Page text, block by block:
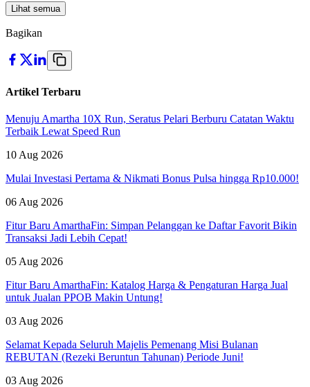
Lihat semua
Bagikan
Artikel Terbaru
Menuju Amartha 10X Run, Seratus Pelari Berburu Catatan Waktu
Terbaik Lewat Speed Run
10 Aug 2026
Mulai Investasi Pertama & Nikmati Bonus Pulsa hingga Rp10.000!
06 Aug 2026
Fitur Baru AmarthaFin: Simpan Pelanggan ke Daftar Favorit Bikin
Transaksi Jadi Lebih Cepat!
05 Aug 2026
Fitur Baru AmarthaFin: Katalog Harga & Pengaturan Harga Jual
untuk Jualan PPOB Makin Untung!
03 Aug 2026
Selamat Kepada Seluruh Majelis Pemenang Misi Bulanan
REBUTAN (Rezeki Beruntun Tahunan) Periode Juni!
03 Aug 2026